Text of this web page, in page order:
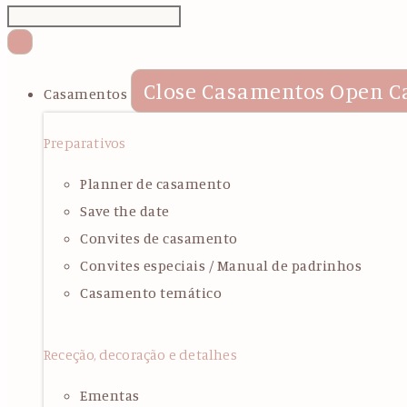
Casamentos Close Casamentos Open
Preparativos
Planner de casamento
Save the date
Convites de casamento
Convites especiais / Manual de padrinhos
Casamento temático
Receção, decoração e detalhes
Ementas